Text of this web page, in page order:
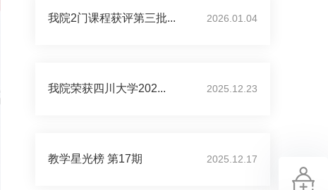
我院2门课程获评第三批... 2026.01.04
我院荣获四川大学202... 2025.12.23
教学星光榜 第17期 2025.12.17